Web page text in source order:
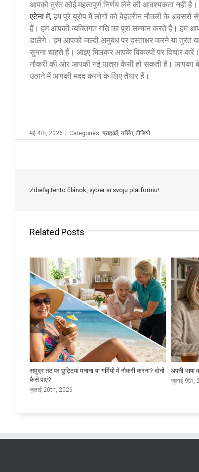
आपको तुरंत कोई महत्वपूर्ण निर्णय लेने की आवश्यकता नहीं
एटेना में, हम पूरे यूरोप में लोगों को बेहतरीन नौकरी के
हैं। हम आपकी व्यक्तिगत गति का पूरा सम्मान करते हैं। हम
डालेंगे। हम आपको जल्दी अनुबंध पर हस्ताक्षर करने या
सुनना चाहते हैं। आइए मिलकर आपके विकल्पों पर विचार
नौकरी की ओर आपकी नई यात्रा कैसी हो सकती है।
उठाने में आपकी मदद करने के लिए तैयार हैं।
मई 4th, 2026 | Categories: ग्राहकों नर्सिंग, वीडियो
Zdieľaj tento článok, vyber si svoju platformu!
Related Posts
समुद्र तट पर छुट्टियां मनाना या गर्मियों में नौकरी करना? दोनों
कैसे पाएं?
जुलाई 20th, 2026
अपनी
जुलाई 9th,